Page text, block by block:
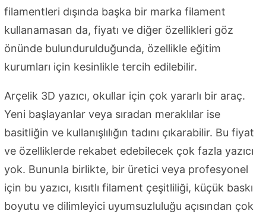
filamentleri dışında başka bir marka filament
kullanamasan da, fiyatı ve diğer özellikleri göz
önünde bulundurulduğunda, özellikle eğitim
kurumları için kesinlikle tercih edilebilir.
Arçelik 3D yazıcı, okullar için çok yararlı bir araç.
Yeni başlayanlar veya sıradan meraklılar ise
basitliğin ve kullanışlılığın tadını çıkarabilir. Bu fiyat
ve özelliklerde rekabet edebilecek çok fazla yazıcı
yok. Bununla birlikte, bir üretici veya profesyonel
için bu yazıcı, kısıtlı filament çeşitliliği, küçük baskı
boyutu ve dilimleyici uyumsuzluluğu açısından çok